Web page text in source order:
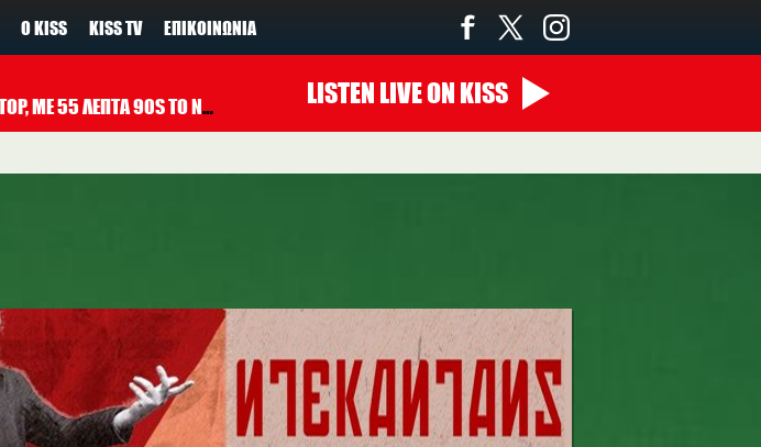
Ο KISS KISS TV ΕΠΙΚΟΙΝΩΝΊΑ
KISS MUSIC NON STOP, ΜΕ 55 ΛΕΠΤΑ 90S TO NOW ΚΑΘΕ ΩΡΑ
14:00 - 00:00
LISTEN LIVEON KISS